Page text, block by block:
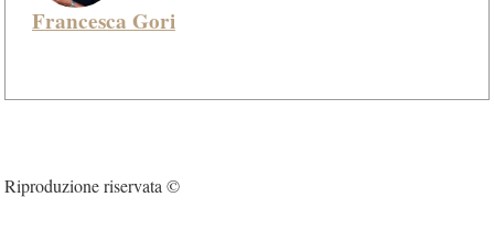
Francesca Gori
Riproduzione riservata ©